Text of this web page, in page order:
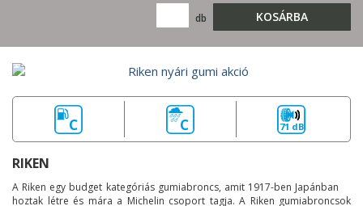
db KOSÁRBA
C C 71 dB
RIKEN
A Riken egy budget kategóriás gumiabroncs, amit 1917-ben Japánban
hoztak létre és mára a Michelin csoport tagja. A Riken gumiabroncsok